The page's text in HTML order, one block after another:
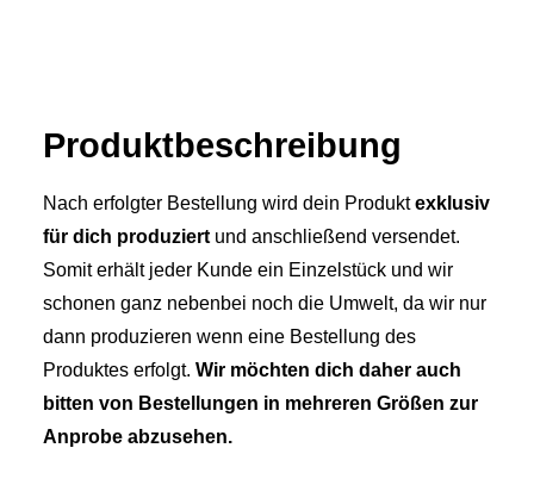
Produkt­­beschreibung
Nach erfolgter Bestellung wird dein Produktexklusiv
für dich produziert und anschließend versendet.
Somit erhält jeder Kunde ein Einzelstück und wir
schonen ganz nebenbei noch die Umwelt, da wir nur
dann produzieren wenn eine Bestellung des
Produktes erfolgt. Wir möchten dich daher auch
bitten von Bestellungen in mehreren Größen zur
Anprobe abzusehen.